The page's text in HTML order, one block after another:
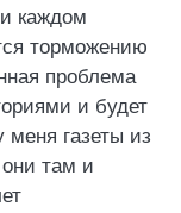
каждом
торможению
проблема
и будет
газеты из
там и